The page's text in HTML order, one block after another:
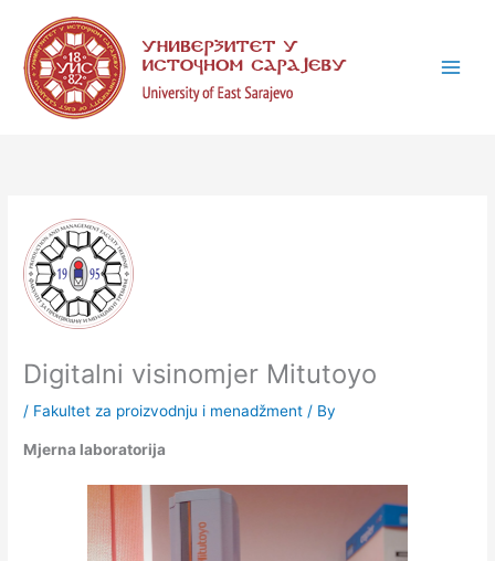
content
Digitalni visinomjer Mitutoyo
/ Fakultet za proizvodnju i menadžment / By
Mjerna laboratorija
a
t
e
s